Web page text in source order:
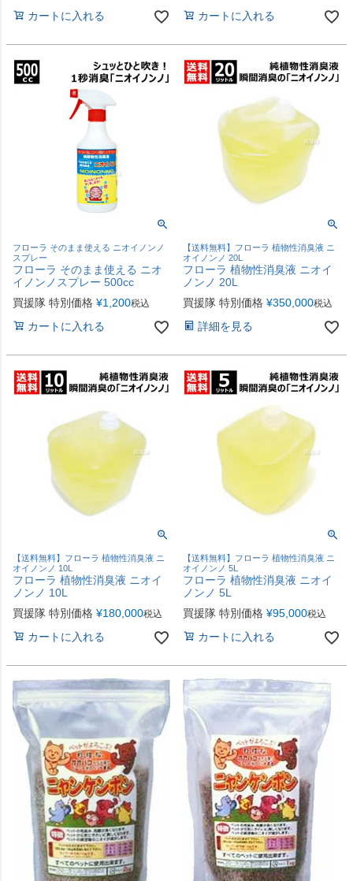
カートに入れる カートに入れる
フローラ そのまま使える ニオイノンノ
スプレー
フローラ そのまま使える ニオ
イノンノスプレー 500cc
買援隊 特別価格 ¥1,200税込
カートに入れる
【送料無料】フローラ 植物性消臭液 ニ
オイノンノ 20L
フローラ 植物性消臭液 ニオイ
ノンノ 20L
買援隊 特別価格 ¥350,000税込
詳細を見る
【送料無料】フローラ 植物性消臭液 ニ
オイノンノ 10L
フローラ 植物性消臭液 ニオイ
ノンノ 10L
買援隊 特別価格 ¥180,000税込
カートに入れる
【送料無料】フローラ 植物性消臭液 ニ
オイノンノ 5L
フローラ 植物性消臭液 ニオイ
ノンノ 5L
買援隊 特別価格 ¥95,000税込
カートに入れる